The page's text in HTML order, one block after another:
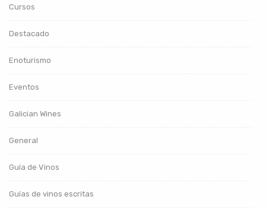
Cursos
Destacado
Enoturismo
Eventos
Galician Wines
General
Guía de Vinos
Guías de vinos escritas